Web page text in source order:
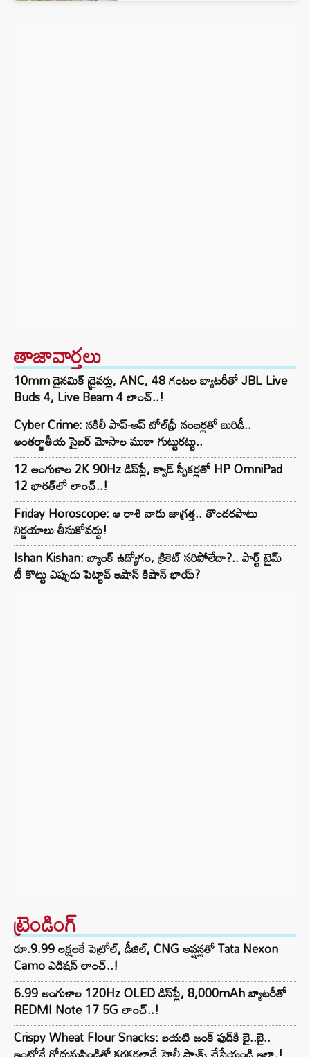
తాజావార్తలు
10mm డైనమిక్ డ్రైవర్లు, ANC, 48 గంటల బ్యాటరీతో JBL Live
Buds 4, Live Beam 4 లాంచ్..!
Cyber Crime: నకిలీ పాప్-అప్ టోల్‌ఫ్రీ నంబర్లతో బురిడీ..
అంతర్జాతీయ సైబర్ మోసాల ముఠా గుట్టురట్టు..
12 అంగుళాల 2K 90Hz డిస్‌ప్లే, క్వాడ్ స్పీకర్లతో HP OmniPad
12 భారత్‌లో లాంచ్..!
Friday Horoscope: ఆ రాశి వారు జాగ్రత్త.. తొందరపాటు
నిర్ణయాలు తీసుకోవద్దు!
Ishan Kishan: బ్యాంక్ ఉద్యోగం, క్రికెట్ సరిపోలేదా?.. పార్ట్ టైమ్
టీ కొట్టు ఎప్పుడు పెట్టావ్ ఇషాన్ కిషాన్ భాయ్‌?
ట్రెండింగ్‌
రూ.9.99 లక్షలకే పెట్రోల్, డీజిల్, CNG ఆప్షన్లతో Tata Nexon
Camo ఎడిషన్ లాంచ్..!
6.99 అంగుళాల 120Hz OLED డిస్‌ప్లే, 8,000mAh బ్యాటరీతో
REDMI Note 17 5G లాంచ్..!
Crispy Wheat Flour Snacks: బయటి జంక్ ఫుడ్‌కి బై..బై..